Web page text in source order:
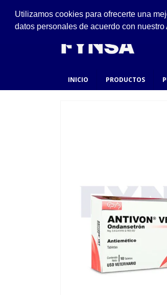
Ejido #94, San Felipe de
INICIO PRODUCTOS
Utilizamos cookies para ofrecerte una
datos personales de acuerdo con